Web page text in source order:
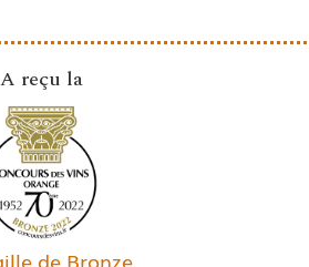
A reçu la
de Bronze